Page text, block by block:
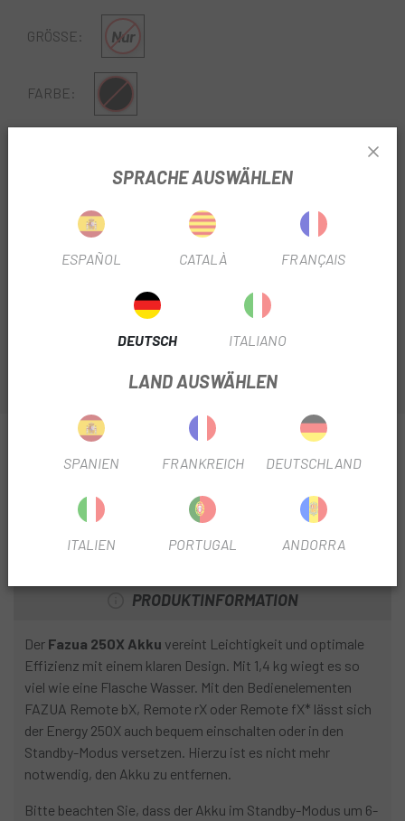
GRÖSSE: Nur
FARBE: Schwarz
vereint Leichtigkeit und optimale
Effizienz mit einem klaren Design. Mit 1,4 kg wiegt es so
viel wie eine Wasserflasche.
INFORMATIONEN ÜBER UNS FAZUA 250X AKKU
BAUJAHR
PRODUKTINFORMATION
Der Fazua 250X Akku vereint Leichtigkeit und optimale
Effizienz mit einem klaren Design. Mit 1,4 kg wiegt es so
viel wie eine Flasche Wasser. Mit den Bedienelementen
FAZUA Remote bX, Remote rX oder Remote fX* lässt sich
der Energy 250X auch bequem einschalten oder in den
Standby-Modus versetzen. Hierzu ist es nicht mehr
notwendig, den Akku zu entfernen.
Bitte beachten Sie, dass der Akku im Standby-Modus um 6-
SPRACHE AUSWÄHLEN
ESPAÑOL CATALÀ FRANÇAIS
DEUTSCH ITALIANO
LAND AUSWÄHLEN
SPANIEN FRANKREICH DEUTSCHLAND
ITALIEN PORTUGAL ANDORRA